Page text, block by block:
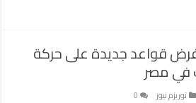
قواعد جديدة على حركة
في مصر
توريزم نيوز 0